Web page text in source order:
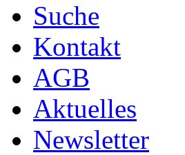
Suche
Kontakt
AGB
Aktuelles
Newsletter